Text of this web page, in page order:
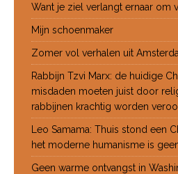
Want je ziel verlangt ernaar om
Mijn schoenmaker
Zomer vol verhalen uit
Rabbijn Tzvi Marx: de huidige
misdaden moeten juist door
rabbijnen krachtig worden
Leo Samama: Thuis stond een
het moderne humanisme is
Geen warme ontvangst in